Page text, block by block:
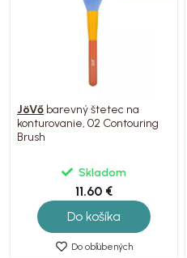
JöVő barevný štetec na
konturovanie, 02 Contouring
Brush
Skladom
11.60 €
Do košíka
Do obľúbených